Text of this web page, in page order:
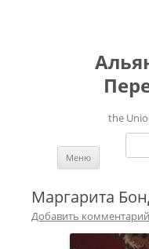
the
Меню
Маргарита
Добавить комментарий